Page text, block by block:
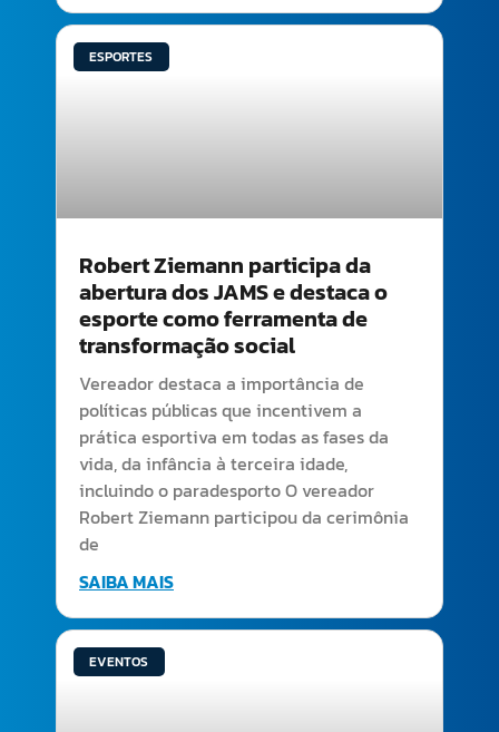
ESPORTES
Robert Ziemann participa da
abertura dos JAMS e destaca o
esporte como ferramenta de
transformação social
Vereador destaca a importância de
políticas públicas que incentivem a
prática esportiva em todas as fases da
vida, da infância à terceira idade,
incluindo o paradesporto O vereador
Robert Ziemann participou da cerimônia
de
SAIBA MAIS
EVENTOS